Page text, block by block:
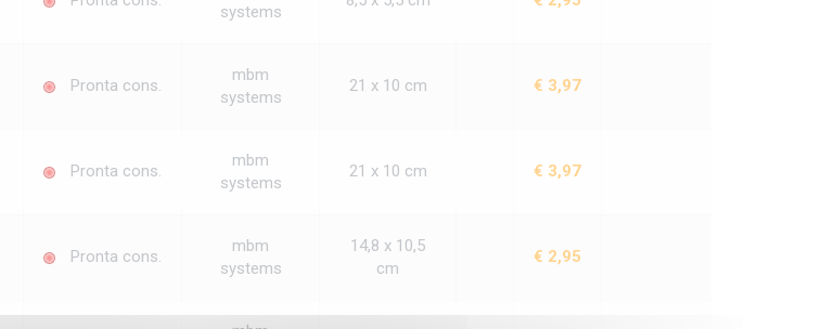
systems
Pronta cons.
mbm
systems
21 x 10 cm € 3,97
Pronta cons.
mbm
systems
21 x 10 cm € 3,97
Pronta cons.
mbm
systems
14,8 x 10,5
cm
€ 2,95